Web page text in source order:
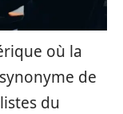
où la
de
du